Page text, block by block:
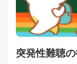
突発性難聴